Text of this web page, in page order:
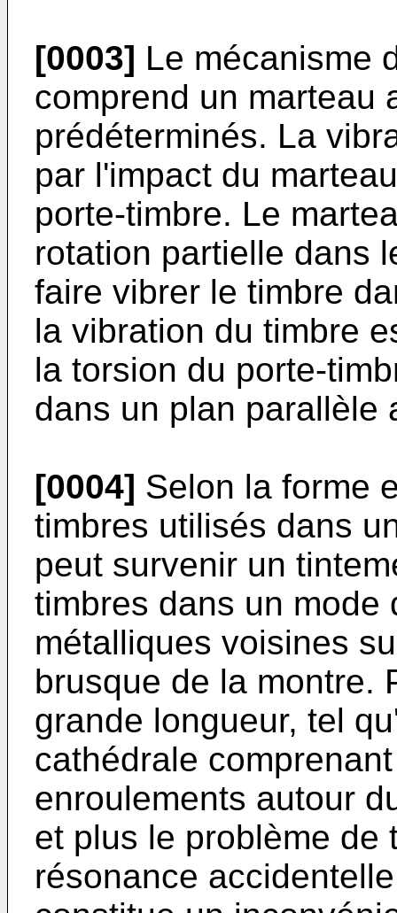
[0003] Le mécanisme
comprend un marteau
prédéterminés. La
par l'impact du
porte-timbre. Le
rotation partielle dans
faire vibrer le timbre
la vibration du timbre
la torsion du porte-
dans un plan parallèle
[0004] Selon la forme
timbres utilisés dans
peut survenir un
timbres dans un mode
métalliques voisines
brusque de la montre.
grande longueur, tel
cathédrale
enroulements autour
et plus le problème de
résonance